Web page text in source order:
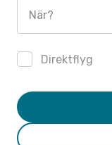
När?
Direktflyg